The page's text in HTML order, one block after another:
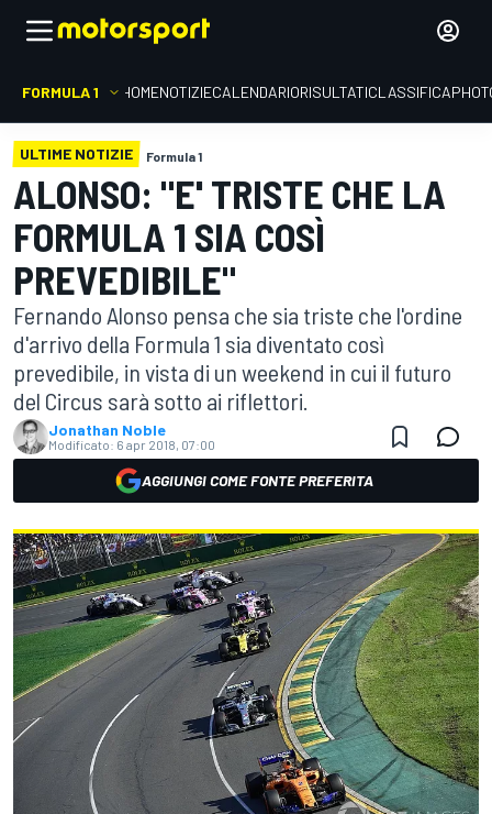
FORMULA 1 HOMENOTIZIECALENDARIORISULTATICLASSIFICA
ULTIME NOTIZIE Formula 1
ALONSO: "E' TRISTE CHE LA
FORMULA 1 SIA COSÌ
PREVEDIBILE"
Fernando Alonso pensa che sia triste che l'ordine
d'arrivo della Formula 1 sia diventato così
prevedibile, in vista di un weekend in cui il futuro
del Circus sarà sotto ai riflettori.
Jonathan Noble
Modificato: 6 apr 2018, 07:00
AGGIUNGI COME FONTE PREFERITA